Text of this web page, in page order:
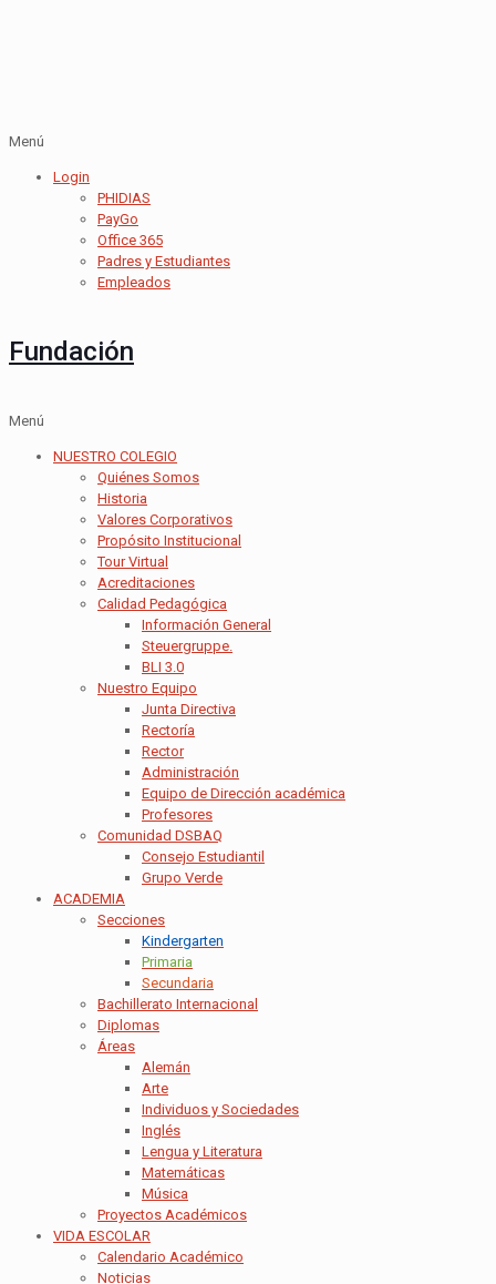
Menú
Login
PHIDIAS
PayGo
Office 365
Padres y Estudiantes
Empleados
Fundación
Menú
NUESTRO COLEGIO
Quiénes Somos
Historia
Valores Corporativos
Propósito Institucional
Tour Virtual
Acreditaciones
Calidad Pedagógica
Información General
Steuergruppe.
BLI 3.0
Nuestro Equipo
Junta Directiva
Rectoría
Rector
Administración
Equipo de Dirección académica
Profesores
Comunidad DSBAQ
Consejo Estudiantil
Grupo Verde
ACADEMIA
Secciones
Kindergarten
Primaria
Secundaria
Bachillerato Internacional
Diplomas
Áreas
Alemán
Arte
Individuos y Sociedades
Inglés
Lengua y Literatura
Matemáticas
Música
Proyectos Académicos
VIDA ESCOLAR
Calendario Académico
Noticias